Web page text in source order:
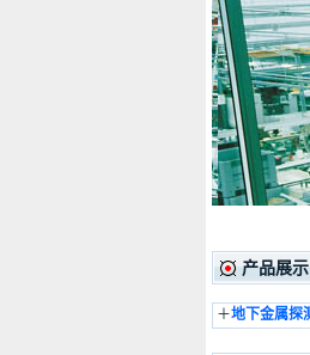
产品展示
＋地下金属探